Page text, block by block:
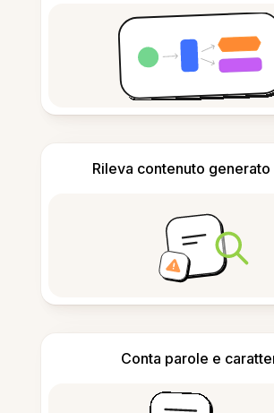
Rileva contenuto generato
Conta parole e